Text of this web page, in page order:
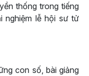
thống trong tiếng
nghiệm lễ hội sư tử
con số, bài giảng